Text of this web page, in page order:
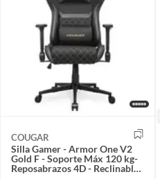
COUGAR
Silla Gamer - Armor One V2
Gold F - Soporte Máx 120 kg-
Reposabrazos 4D - Reclinable